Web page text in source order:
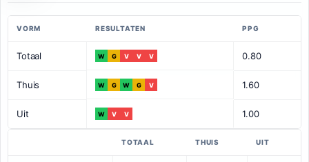
VORM RESULTATEN PPG
Totaal W G V V V 0.80
Thuis W G W G V 1.60
Uit W V V 1.00
TOTAAL THUIS UIT